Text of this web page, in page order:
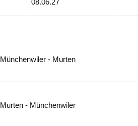
Münchenwiler - Murten
Murten - Münchenwiler